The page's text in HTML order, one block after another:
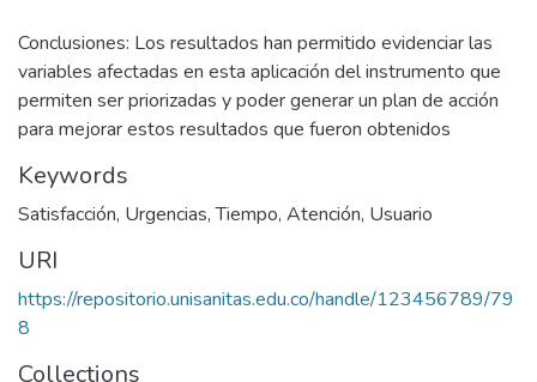
Conclusiones: Los resultados han permitido evidenciar las
variables afectadas en esta aplicación del instrumento que
permiten ser priorizadas y poder generar un plan de acción
para mejorar estos resultados que fueron obtenidos
Keywords
Satisfacción, Urgencias,Tiempo, Atención, Usuario
URI
https://repositorio.unisanitas.edu.co/handle/123456789/79
8
Collections